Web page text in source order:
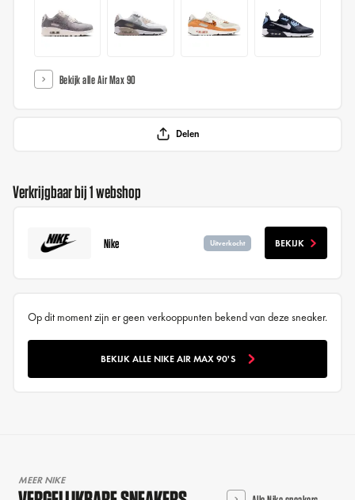
Bekijk alle Air Max 90
Delen
Verkrijgbaar bij 1 webshop
Nike Uitverkocht BEKIJK
Op dit moment zijn er geen verkooppunten bekend van deze sneaker.
BEKIJK ALLE NIKE AIR MAX 90'S
MEER NIKE